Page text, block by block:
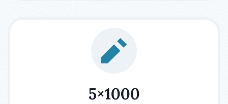
5×1000